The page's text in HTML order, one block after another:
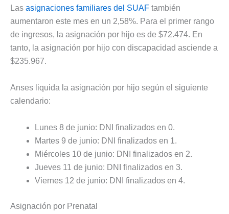
Las asignaciones familiares del SUAF también
aumentaron este mes en un 2,58%. Para el primer rango
de ingresos, la asignación por hijo es de $72.474. En
tanto, la asignación por hijo con discapacidad asciende a
$235.967.
Anses liquida la asignación por hijo según el siguiente
calendario:
Lunes 8 de junio: DNI finalizados en 0.
Martes 9 de junio: DNI finalizados en 1.
Miércoles 10 de junio: DNI finalizados en 2.
Jueves 11 de junio: DNI finalizados en 3.
Viernes 12 de junio: DNI finalizados en 4.
Asignación por Prenatal